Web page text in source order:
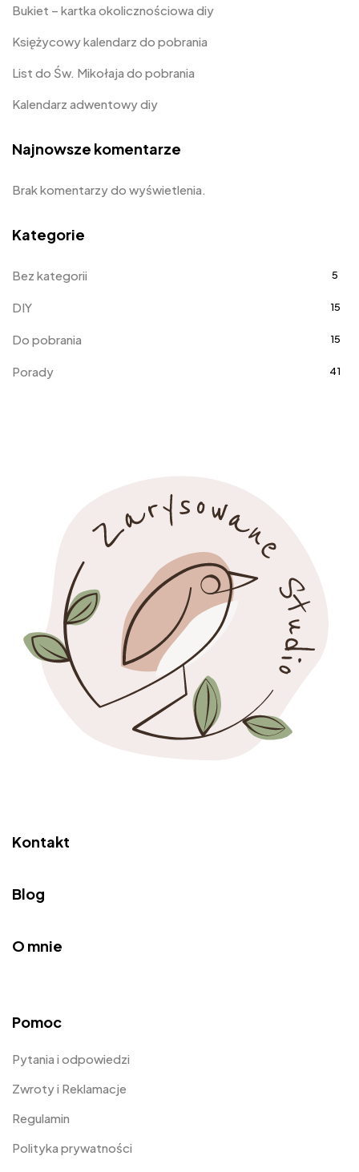
Bukiet – kartka okolicznościowa diy
Księżycowy kalendarz do pobrania
List do Św. Mikołaja do pobrania
Kalendarz adwentowy diy
Najnowsze komentarze
Brak komentarzy do wyświetlenia.
Kategorie
Bez kategorii 5
DIY 15
Do pobrania 15
Porady 41
Kontakt
Blog
O mnie
Pomoc
Pytania i odpowiedzi
Zwroty i Reklamacje
Regulamin
Polityka prywatności